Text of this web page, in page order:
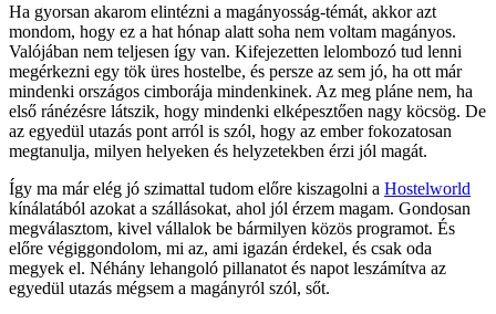
Ha gyorsan akarom elintézni a magányosság-témát, akkor azt
mondom, hogy ez a hat hónap alatt soha nem voltam magányos.
Valójában nem teljesen így van. Kifejezetten lelombozó tud lenni
megérkezni egy tök üres hostelbe, és persze az sem jó, ha ott már
mindenki országos cimborája mindenkinek. Az meg pláne nem, ha
első ránézésre látszik, hogy mindenki elképesztően nagy köcsög. De
az egyedül utazás pont arról is szól, hogy az ember fokozatosan
megtanulja, milyen helyeken és helyzetekben érzi jól magát.
Így ma már elég jó szimattal tudom előre kiszagolni a Hostelworld
kínálatából azokat a szállásokat, ahol jól érzem magam. Gondosan
megválasztom, kivel vállalok be bármilyen közös programot. És
előre végiggondolom, mi az, ami igazán érdekel, és csak oda
megyek el. Néhány lehangoló pillanatot és napot leszámítva az
egyedül utazás mégsem a magányról szól, sőt.